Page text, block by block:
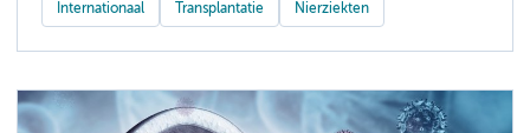
Internationaal Transplantatie Nierziekten